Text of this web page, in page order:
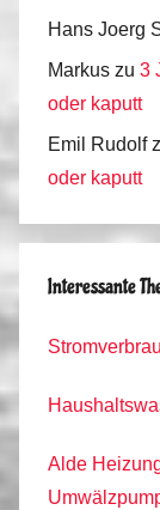
Hans Joerg
Markus zu 3
oder kaputt
Emil Rudolf
oder kaputt
Interessante
Alde